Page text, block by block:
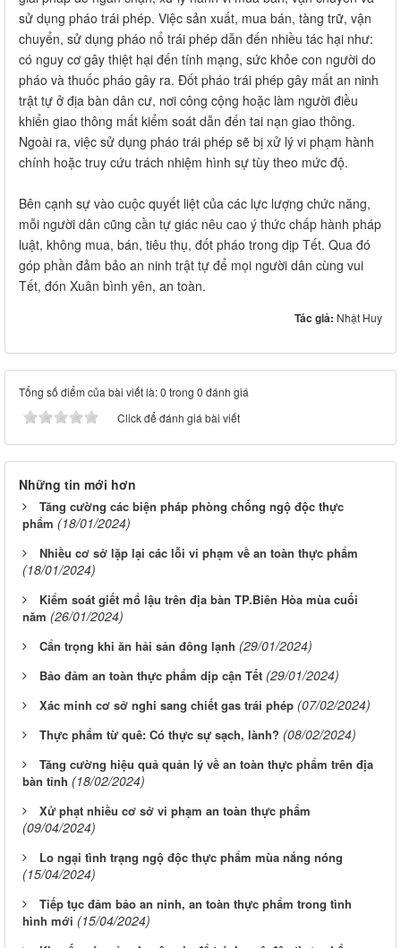
sử dụng pháo trái phép. Việc sản xuất, mua bán, tàng trữ, vận
chuyển, sử dụng pháo nổ trái phép dẫn đến nhiều tác hại như:
có nguy cơ gây thiệt hại đến tính mạng, sức khỏe con người do
pháo và thuốc pháo gây ra. Đốt pháo trái phép gây mất an ninh
trật tự ở địa bàn dân cư, nơi công cộng hoặc làm người điều
khiển giao thông mất kiểm soát dẫn đến tai nạn giao thông.
Ngoài ra, việc sử dụng pháo trái phép sẽ bị xử lý vi phạm hành
chính hoặc truy cứu trách nhiệm hình sự tùy theo mức độ.
Bên cạnh sự vào cuộc quyết liệt của các lực lượng chức năng,
mỗi người dân cũng cần tự giác nêu cao ý thức chấp hành pháp
luật, không mua, bán, tiêu thụ, đốt pháo trong dịp Tết. Qua đó
góp phần đảm bảo an ninh trật tự để mọi người dân cùng vui
Tết, đón Xuân bình yên, an toàn.
Tác giả: Nhật Huy
Tổng số điểm của bài viết là: 0 trong 0 đánh giá
Click để đánh giá bài viết
Những tin mới hơn
Tăng cường các biện pháp phòng chống ngộ độc thực
phẩm (18/01/2024)
Nhiều cơ sở lặp lại các lỗi vi phạm về an toàn thực phẩm
(18/01/2024)
Kiểm soát giết mổ lậu trên địa bàn TP.Biên Hòa mùa cuối
năm (26/01/2024)
Cẩn trọng khi ăn hải sản đông lạnh (29/01/2024)
Bảo đảm an toàn thực phẩm dịp cận Tết (29/01/2024)
Xác minh cơ sở nghi sang chiết gas trái phép (07/02/2024)
Thực phẩm từ quê: Có thực sự sạch, lành? (08/02/2024)
Tăng cường hiệu quả quản lý về an toàn thực phẩm trên địa
bàn tỉnh (18/02/2024)
Xử phạt nhiều cơ sở vi phạm an toàn thực phẩm
(09/04/2024)
Lo ngại tình trạng ngộ độc thực phẩm mùa nắng nóng
(15/04/2024)
Tiếp tục đảm bảo an ninh, an toàn thực phẩm trong tình
hình mới (15/04/2024)